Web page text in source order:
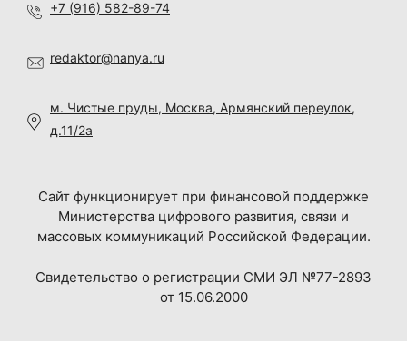
+7 (916) 582-89-74
redaktor@nanya.ru
м. Чистые пруды, Москва, Армянский переулок,
д.11/2а
Сайт функционирует при финансовой поддержке
Министерства цифрового развития, связи и
массовых коммуникаций Российской Федерации.
Свидетельство о регистрации СМИ ЭЛ №77-2893
от 15.06.2000